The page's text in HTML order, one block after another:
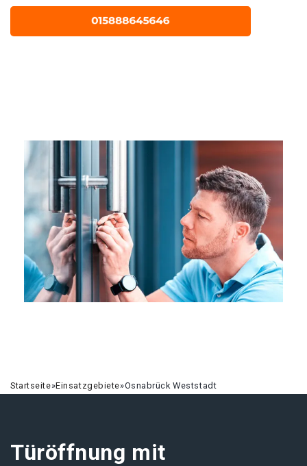
Startseite»Einsatzgebiete»Osnabrück Weststadt
Türöffnung mit